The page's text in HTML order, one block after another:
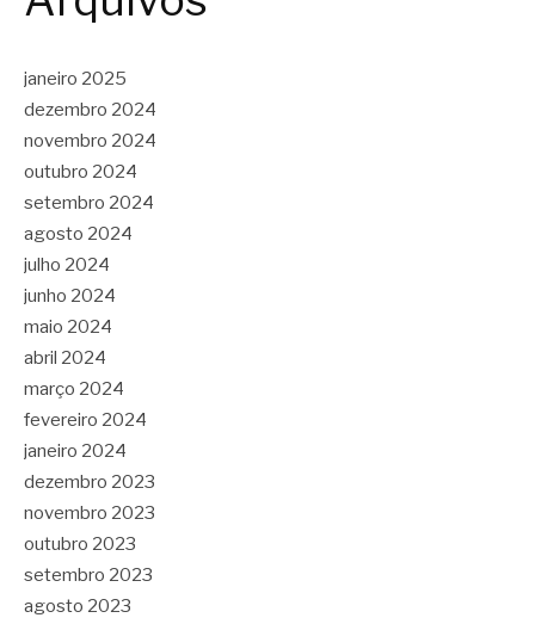
janeiro 2025
dezembro 2024
novembro 2024
outubro 2024
setembro 2024
agosto 2024
julho 2024
junho 2024
maio 2024
abril 2024
março 2024
fevereiro 2024
janeiro 2024
dezembro 2023
novembro 2023
outubro 2023
setembro 2023
agosto 2023